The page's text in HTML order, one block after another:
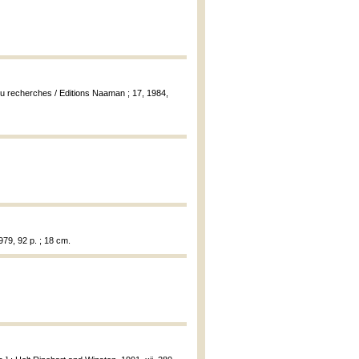
recherches / Editions Naaman ; 17, 1984,
92 p. ; 18 cm.